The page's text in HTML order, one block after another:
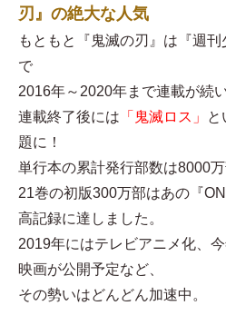
刃』の絶大な人気
もともと『鬼滅の刃』は『週刊
で
2016年～2020年まで連載が続
連載終了後には 「鬼滅ロス」
と
題に！
単行本の累計発行部数は8000万
21巻の初版300万部はあの『
高記録に達しました。
2019年にはテレビアニメ化、
映画が公開予定など、
その勢いはどんどん加速中。